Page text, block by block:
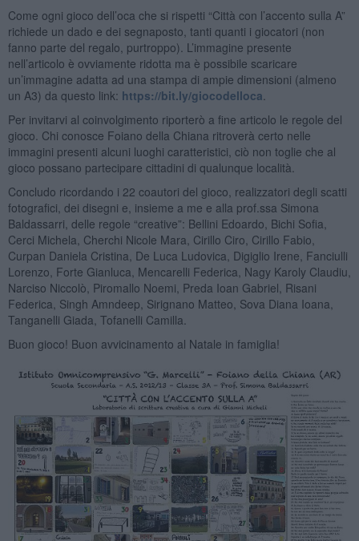
Come ogni gioco dell’oca che si rispetti “Città con l’accento sulla A”
richiede un dado e dei segnaposto, tanti quanti i giocatori (non
fanno parte del regalo, purtroppo). L’immagine presente
nell’articolo è ovviamente ridotta ma è possibile scaricare
un’immagine adatta ad una stampa di ampie dimensioni (almeno
un A3) da questo link: https://bit.ly/giocodelloca
Per invitarvi al coinvolgimento riporterò a fine articolo le regole del
gioco. Chi conosce Foiano della Chiana ritroverà certo nelle
immagini presenti alcuni luoghi caratteristici, ciò non toglie che al
gioco possano partecipare cittadini di qualunque località.
Concludo ricordando i 22 coautori del gioco, realizzatori degli scatti
fotografici, dei disegni e, insieme a me e alla prof.ssa Simona
Baldassarri, delle regole “creative”: Bellini Edoardo, Bichi Sofia,
Cerci Michela, Cherchi Nicole Mara, Cirillo Ciro, Cirillo Fabio,
Curpan Daniela Cristina, De Luca Ludovica, Digiglio Irene, Fanciulli
Lorenzo, Forte Gianluca, Mencarelli Federica, Nagy Karoly Claudiu,
Narciso Niccolò, Piromallo Noemi, Preda Ioan Gabriel, Risani
Federica, Singh Amndeep, Sirignano Matteo, Sova Diana Ioana,
Tanganelli Giada, Tofanelli Camilla.
Buon gioco! Buon avvicinamento al Natale in famiglia!